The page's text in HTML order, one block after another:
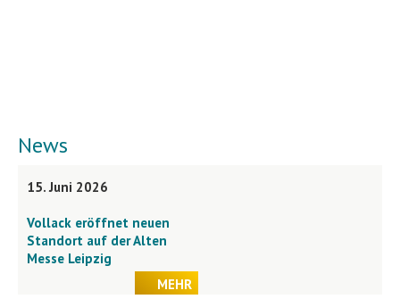
News
15. Juni 2026
Vollack eröffnet neuen
Standort auf der Alten
Messe Leipzig
MEHR